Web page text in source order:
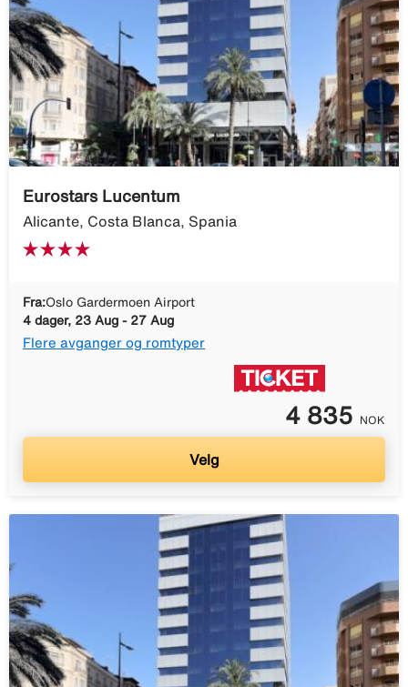
Eurostars Lucentum
Alicante, Costa Blanca, Spania
Fra:Oslo Gardermoen Airport
4 dager, 23 Aug - 27 Aug
Flere avganger og romtyper
4 835 NOK
Velg